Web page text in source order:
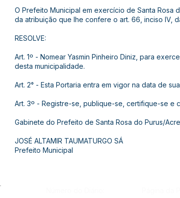
O Prefeito Municipal em exercício de Santa Rosa
da atribuição que lhe confere o art. 66, inciso IV,
RESOLVE:
Art. 1º - Nomear Yasmin Pinheiro Diniz, para
desta municipalidade.
Art. 2° - Esta Portaria entra em vigor na data de
Art. 3º - Registre-se, publique-se, certifique-se e
Gabinete do Prefeito de Santa Rosa do Purus/
JOSÉ ALTAMIR TAUMATURGO SÁ
Prefeito Municipal